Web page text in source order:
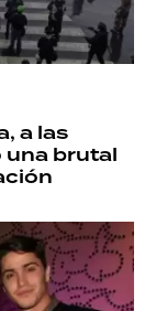
a las
una brutal